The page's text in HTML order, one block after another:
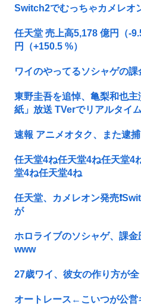
Switch2でむっちゃカメレオ
任天堂 売上高5,178 億円（-
円（+150.5 %）
ワイのやってるソシャゲの
東野圭吾を追悼、亀梨和也
紙」放送 TVerでリアルタイ
速報 アニメオタク、また逮捕
任天堂4ね任天堂4ね任天堂4
堂4ね任天堂4ね
任天堂、カメレオン発売
が
ホロライブのソシャゲ、課
www
27歳ワイ、彼女の作り方が
オートレース←こいつが公営